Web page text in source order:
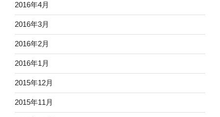
2016年4月
2016年3月
2016年2月
2016年1月
2015年12月
2015年11月